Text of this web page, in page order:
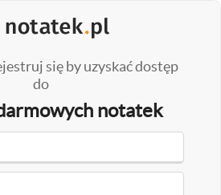
się by uzyskać dostęp
do
notatek